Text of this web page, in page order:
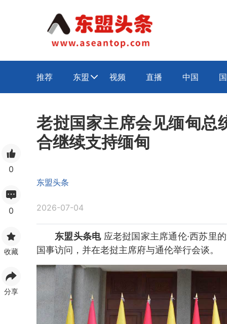
推荐 东盟  视频 直播 中国
0
0
收藏
分享
老挝国家主席会见缅甸总
合继续支持缅甸
东盟头条
2026-07-04
东盟头条电应老挝国家主席通伦·西苏里
国事访问，并在老挝主席府与通伦举行会谈。